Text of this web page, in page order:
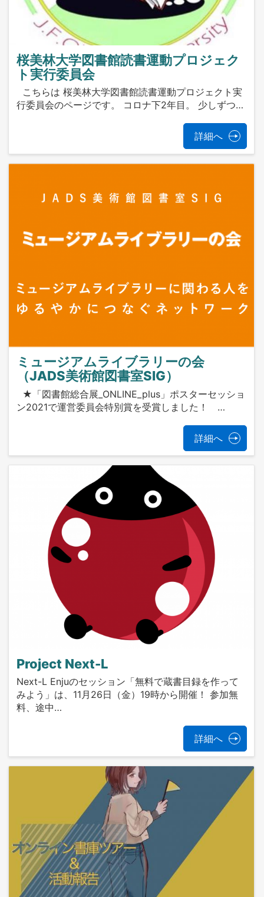
桜美林大学図書館読書運動プロジェク
ト実行委員会
こちらは 桜美林大学図書館読書運動プロジェクト実
行委員会のページです。 コロナ下2年目。 少しずつ…
詳細へ
ミュージアムライブラリーの会
（JADS美術館図書室SIG）
★「図書館総合展_ONLINE_plus」ポスターセッショ
ン2021で運営委員会特別賞を受賞しました！ …
詳細へ
Project Next-L
Next-L Enjuのセッション「無料で蔵書目録を作って
みよう」は、11月26日（金）19時から開催！ 参加無
料、途中…
詳細へ